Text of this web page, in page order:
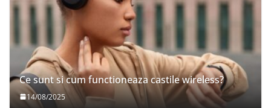
Ce sunt si cum functioneaza castile wireless?
14/08/2025